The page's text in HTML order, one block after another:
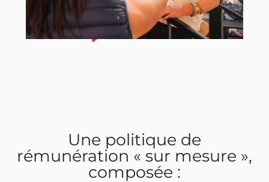
Une politique de
rémunération « sur mesure »,
composée :